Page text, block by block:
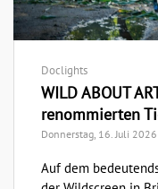
Doclights
WILD ABOUT
renommierten
Donnerstag, 16. Juli 2026
Auf dem